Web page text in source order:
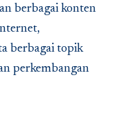
berbagai konten
berbagai topik
perkembangan